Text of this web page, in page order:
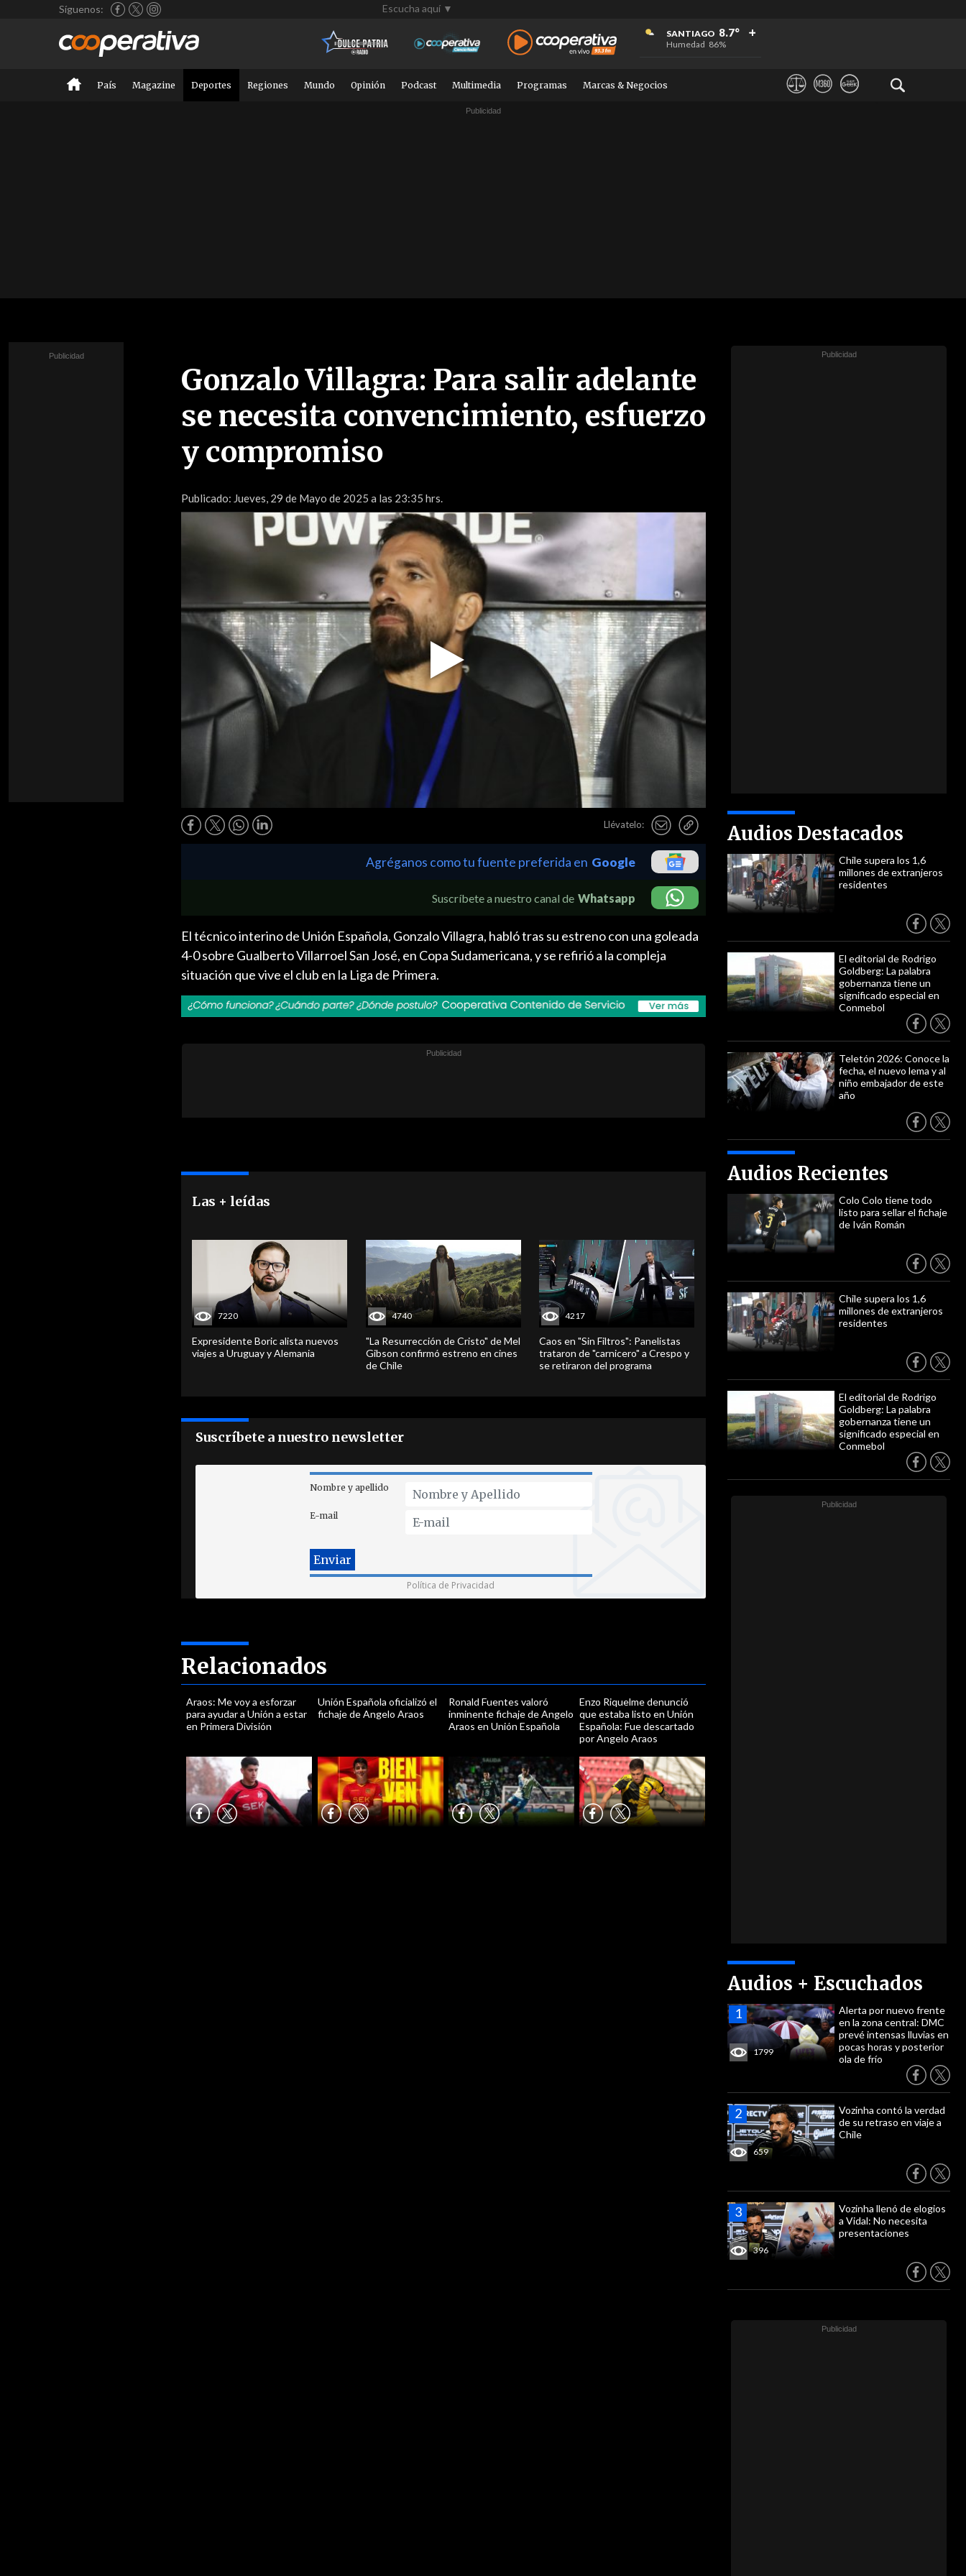
Síguenos: Escucha aquí ▼
SANTIAGO 8.7°
Humedad 86%
+
+
+
País Magazine Deportes Regiones Mundo Opinión Podcast Multimedia Programas Marcas & Negocios
Gonzalo Villagra: Para salir adelante
se necesita convencimiento, esfuerzo
y compromiso
Publicado: Jueves, 29 de Mayo de 2025 a las 23:35 hrs.
Play
Video
Llévatelo: Audios Destacados
Chile supera los 1,6
millones de extranjeros
residentes
El editorial de Rodrigo
Goldberg: La palabra
gobernanza tiene un
significado especial en
Conmebol
Teletón 2026: Conoce la
fecha, el nuevo lema y al
niño embajador de este
año
Audios Recientes
Colo Colo tiene todo
listo para sellar el fichaje
de Iván Román
Chile supera los 1,6
millones de extranjeros
residentes
El editorial de Rodrigo
Goldberg: La palabra
gobernanza tiene un
significado especial en
Conmebol
Audios + Escuchados
1799
Alerta por nuevo frente
en la zona central: DMC
prevé intensas lluvias en
pocas horas y posterior
ola de frío
659
Vozinha contó la verdad
de su retraso en viaje a
Chile
396
Vozinha llenó de elogios
a Vidal: No necesita
presentaciones
Agréganos como tu fuente preferida en Google
Suscríbete a nuestro canal de Whatsapp
El técnico interino de Unión Española, Gonzalo Villagra, habló tras su estreno con una goleada
4-0 sobre Gualberto Villarroel San José, en Copa Sudamericana, y se refirió a la compleja
situación que vive el club en la Liga de Primera.
Las + leídas
7220
Expresidente Boric alista nuevos
viajes a Uruguay y Alemania
4740
"La Resurrección de Cristo" de Mel
Gibson confirmó estreno en cines
de Chile
4217
Caos en "Sin Filtros": Panelistas
trataron de "carnicero" a Crespo y
se retiraron del programa
Suscríbete a nuestro newsletter
Nombre y apellido
E-mail
Política de Privacidad
Relacionados
Araos: Me voy a esforzar
para ayudar a Unión a estar
en Primera División
Unión Española oficializó el
fichaje de Angelo Araos
Ronald Fuentes valoró
inminente fichaje de Angelo
Araos en Unión Española
Enzo Riquelme denunció
que estaba listo en Unión
Española: Fue descartado
por Angelo Araos